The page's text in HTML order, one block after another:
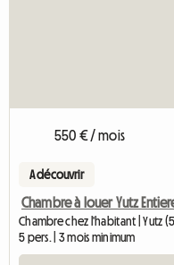
550 € / mois
A découvrir
Chambre à louer Yutz
Chambre chez l'habitant | Yutz
5 pers. | 3 mois minimum